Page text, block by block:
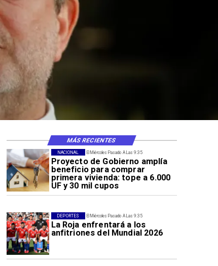
El Miércoles Pasado A Las 9:35
Proyecto de Gobierno amplía
beneficio para comprar
primera vivienda: tope a 6.000
UF y 30 mil cupos
NACIONAL
El Miércoles Pasado A Las 9:35
La Roja enfrentará a los
anfitriones del Mundial 2026
DEPORTES
MÁS RECIENTES